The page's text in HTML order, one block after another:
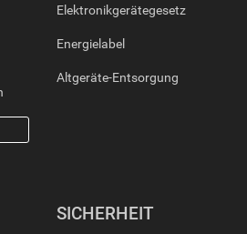
Elektronikgerätegesetz
Energielabel
Altgeräte-Entsorgung
SICHERHEIT